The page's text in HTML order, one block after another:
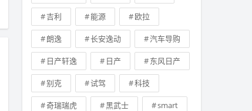
吉利 能源 欧拉
朗逸 长安逸动 汽车导购
日产轩逸 日产 东风日产
别克 试驾 科技
奇瑞瑞虎 黑武士 smart